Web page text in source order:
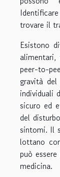
trovare il
Esistono
peer-to-
gravità
individuali
sicuro ed
del
sintomi. Il
lottano
può
medicina.